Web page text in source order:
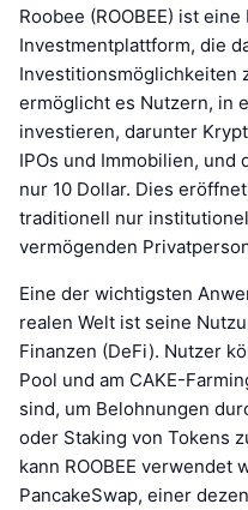
Roobee (ROOBEE) ist
Investmentplattform, die
Investitionsmöglichkeiten
ermöglicht es Nutzern, in
investieren, darunter
IPOs und Immobilien, und
nur 10 Dollar. Dies
traditionell nur
vermögenden
Eine der wichtigsten
realen Welt ist seine
Finanzen (DeFi). Nutzer
Pool und am CAKE-
sind, um Belohnungen
oder Staking von Tokens
kann ROOBEE verwendet
PancakeSwap, einer